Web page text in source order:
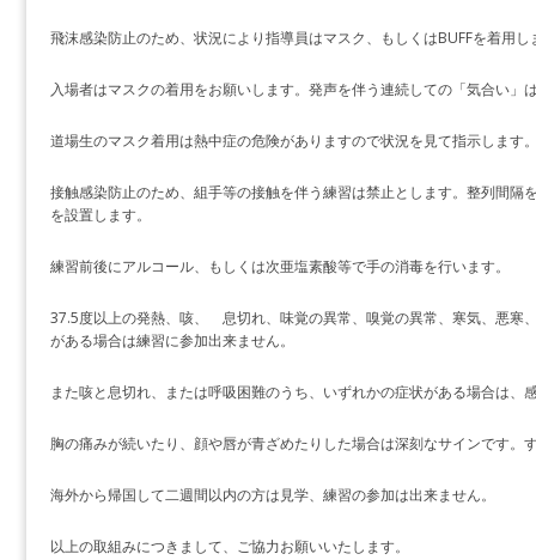
飛沫感染防止のため、状況により指導員はマスク、もしくはBUFFを着用
入場者はマスクの着用をお願いします。発声を伴う連続しての「気合い」
道場生のマスク着用は熱中症の危険がありますので状況を見て指示します
接触感染防止のため、組手等の接触を伴う練習は禁止とします。整列間隔
を設置します。
練習前後にアルコール、もしくは次亜塩素酸等で手の消毒を行います。
37.5度以上の発熱、咳、 息切れ、味覚の異常、嗅覚の異常、寒気、悪寒
がある場合は練習に参加出来ません。
また咳と息切れ、または呼吸困難のうち、いずれかの症状がある場合は、
胸の痛みが続いたり、顔や唇が青ざめたりした場合は深刻なサインです。
海外から帰国して二週間以内の方は見学、練習の参加は出来ません。
以上の取組みにつきまして、ご協力お願いいたします。